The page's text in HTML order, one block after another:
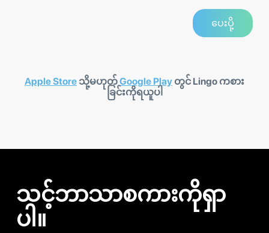
Apple Store သို့မဟုတ်Google Play တွင် Lingo ကစား
ခြင်းကိုရယူပါ
သင့်ဘာသာစကားကိုရှာ
ပါ။